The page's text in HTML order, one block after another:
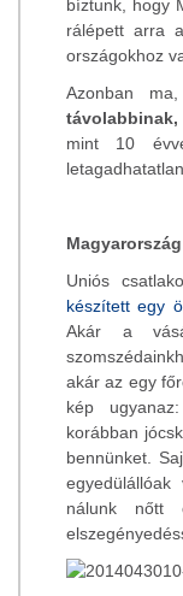
bíztunk, hogy
rálépett arra
országokhoz
Azonban
mint 10
Uniós
készített egy
Akár a
akár az egy
kép
korábban
bennünket.
nálunk nőtt